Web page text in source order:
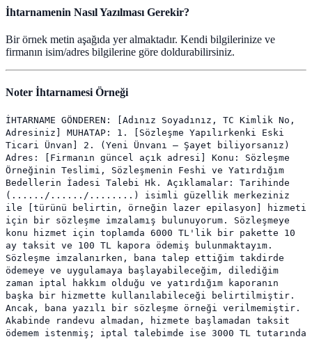
İhtarnamenin Nasıl Yazılması Gerekir?
Bir örnek metin aşağıda yer almaktadır. Kendi bilgilerinize ve
firmanın isim/adres bilgilerine göre doldurabilirsiniz.
Noter İhtarnamesi Örneği
İHTARNAME GÖNDEREN: [Adınız Soyadınız, TC Kimlik No,
Adresiniz] MUHATAP: 1. [Sözleşme Yapılırkenki Eski
Ticari Ünvan] 2. (Yeni Ünvanı – Şayet biliyorsanız)
Adres: [Firmanın güncel açık adresi] Konu: Sözleşme
Örneğinin Teslimi, Sözleşmenin Feshi ve Yatırdığım
Bedellerin İadesi Talebi Hk. Açıklamalar: Tarihinde
(....../....../........) isimli güzellik merkeziniz
ile [türünü belirtin, örneğin lazer epilasyon] hizmeti
için bir sözleşme imzalamış bulunuyorum. Sözleşmeye
konu hizmet için toplamda 6000 TL'lik bir pakette 10
ay taksit ve 100 TL kapora ödemiş bulunmaktayım.
Sözleşme imzalanırken, bana talep ettiğim takdirde
ödemeye ve uygulamaya başlayabileceğim, dilediğim
zaman iptal hakkım olduğu ve yatırdığım kaporanın
başka bir hizmette kullanılabileceği belirtilmiştir.
Ancak, bana yazılı bir sözleşme örneği verilmemiştir.
Akabinde randevu almadan, hizmete başlamadan taksit
ödemem istenmiş; iptal talebimde ise 3000 TL tutarında